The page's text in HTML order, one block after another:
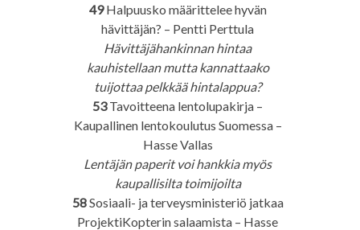
49Halpuusko määrittelee hyvän
hävittäjän? – Pentti Perttula
Hävittäjähankinnan hintaa
kauhistellaan mutta kannattaako
tuijottaa pelkkää hintalappua?
53Tavoitteena lentolupakirja –
Kaupallinen lentokoulutus Suomessa –
Hasse Vallas
Lentäjän paperit voi hankkia myös
kaupallisilta toimijoilta
58Sosiaali- ja terveysministeriö jatkaa
ProjektiKopterin salaamista – Hasse